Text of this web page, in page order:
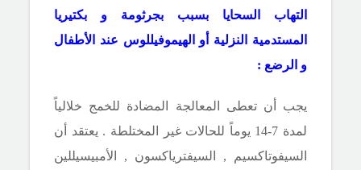
التهاب السحايا بسبب بجرثومة و بكتيريا
المستدمية النزلية أو الهيموفيللوس عند الأطفال
و الرضع :
يجب أن تعطى المعالجة المضادة للخمج خلالياً
لمدة 7-14 يوماً للحالات غير المختلطة . يعتقد أن
السيفوتاكسيم , السيفترياكسون , الأمبيسيللين